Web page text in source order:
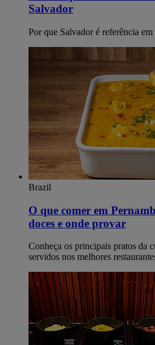
Salvador
Por que Salvador é referência
Brazil
O que comer em
doces e onde provar
Conheça os principais pratos da
servidos nos melhores